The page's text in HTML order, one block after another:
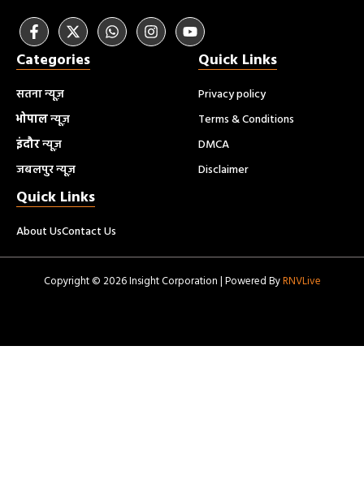
Categories
सतना न्यूज़
भोपालन्यूज़
इंदौरन्यूज़
जबलपुर न्यूज़
Quick Links
Privacy policy
Terms & Conditions
DMCA
Disclaimer
Quick Links
About UsContact Us
Copyright © 2026 Insight Corporation | Powered ByRNVLive